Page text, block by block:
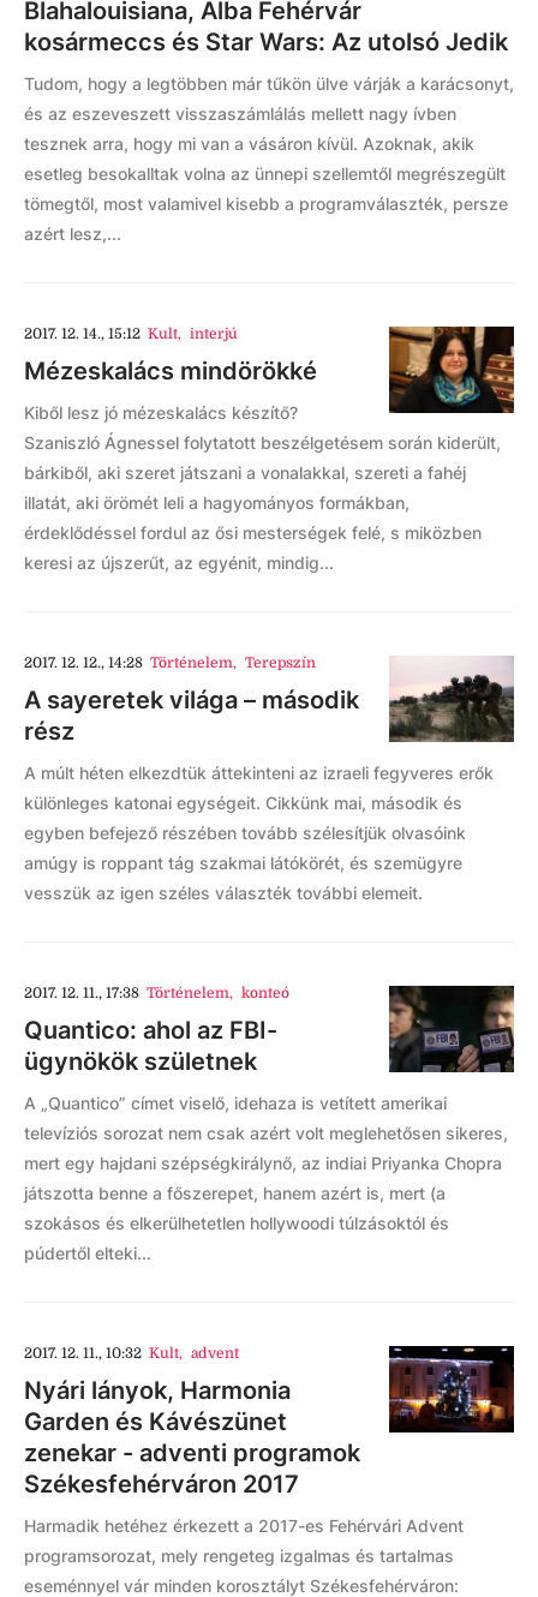
Blahalouisiana, Alba Fehérvár
kosármeccs és Star Wars: Az utolsó Jedik
Tudom, hogy a legtöbben már tűkön ülve várják a karácsonyt,
és az eszeveszett visszaszámlálás mellett nagy ívben
tesznek arra, hogy mi van a vásáron kívül. Azoknak, akik
esetleg besokalltak volna az ünnepi szellemtől megrészegült
tömegtől, most valamivel kisebb a programválaszték, persze
azért lesz,...
2017. 12. 14., 15:12 Kult, interjú
Mézeskalács mindörökké
Kiből lesz jó mézeskalács készítő?
Szaniszló Ágnessel folytatott beszélgetésem során kiderült,
bárkiből, aki szeret játszani a vonalakkal, szereti a fahéj
illatát, aki örömét leli a hagyományos formákban,
érdeklődéssel fordul az ősi mesterségek felé, s miközben
keresi az újszerűt, az egyénit, mindig...
2017. 12. 12., 14:28 Történelem, Terepszín
A sayeretek világa – második
rész
A múlt héten elkezdtük áttekinteni az izraeli fegyveres erők
különleges katonai egységeit. Cikkünk mai, második és
egyben befejező részében tovább szélesítjük olvasóink
amúgy is roppant tág szakmai látókörét, és szemügyre
vesszük az igen széles választék további elemeit.
2017. 12. 11., 17:38 Történelem, konteó
Quantico: ahol az FBI-
ügynökök születnek
A „Quantico” címet viselő, idehaza is vetített amerikai
televíziós sorozat nem csak azért volt meglehetősen sikeres,
mert egy hajdani szépségkirálynő, az indiai Priyanka Chopra
játszotta benne a főszerepet, hanem azért is, mert (a
szokásos és elkerülhetetlen hollywoodi túlzásoktól és
púdertől elteki...
2017. 12. 11., 10:32 Kult, advent
Nyári lányok, Harmonia
Garden és Kávészünet
zenekar - adventi programok
Székesfehérváron 2017
Harmadik hetéhez érkezett a 2017-es Fehérvári Advent
programsorozat, mely rengeteg izgalmas és tartalmas
eseménnyel vár minden korosztályt Székesfehérváron: